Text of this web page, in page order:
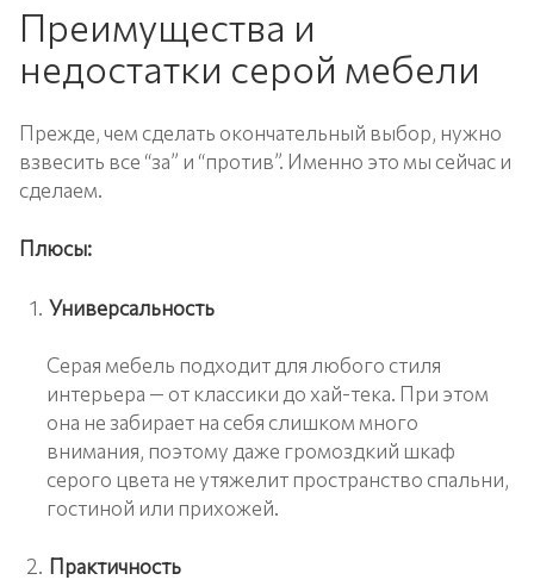
Преимущества и
недостатки серой мебели
Прежде, чем сделать окончательный выбор, нужно
взвесить все “за” и “против”. Именно это мы сейчас и
сделаем.
Плюсы:
Универсальность
Серая мебель подходит для любого стиля
интерьера — от классики до хай-тека. При этом
она не забирает на себя слишком много
внимания, поэтому даже громоздкий шкаф
серого цвета не утяжелит пространство спальни,
гостиной или прихожей.
Практичность